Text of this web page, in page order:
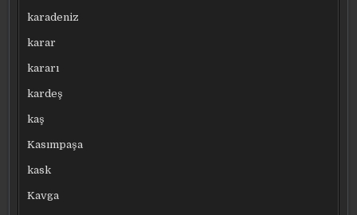
karadeniz
karar
kararı
kardeş
kaş
Kasımpaşa
kask
Kavga